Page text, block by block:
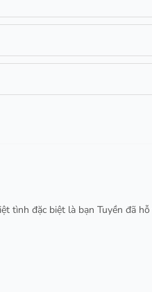
tình đặc biệt là bạn Tuyền đã